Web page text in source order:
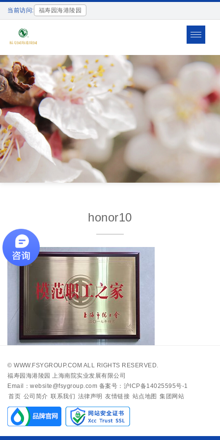
当前访问: 福寿园海港陵园
Toggle
honor10
© WWW.FSYGROUP.COM ALL RIGHTS RESERVED.
福寿园海港陵园 上海南院实业发展有限公司
Email：website@fsygroup.com 备案号：沪ICP备14025595号-1
首页 公司简介 联系我们 法律声明 友情链接 站点地图 集团网站